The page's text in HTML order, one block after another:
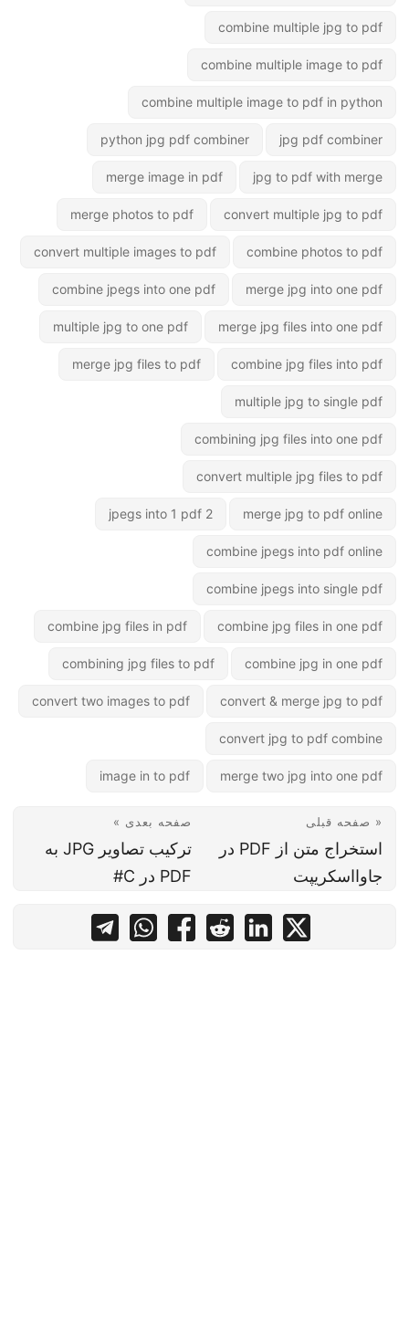
combine multiple jpg to pdf
combine multiple image to pdf
combine multiple image to pdf in python
jpg pdf combiner
python jpg pdf combiner
jpg to pdf with merge
merge image in pdf
convert multiple jpg to pdf
merge photos to pdf
combine photos to pdf
convert multiple images to pdf
merge jpg into one pdf
combine jpegs into one pdf
merge jpg files into one pdf
multiple jpg to one pdf
combine jpg files into pdf
merge jpg files to pdf
multiple jpg to single pdf
combining jpg files into one pdf
convert multiple jpg files to pdf
merge jpg to pdf online
combine jpegs into pdf online
combine jpegs into single pdf
combine jpg files in one pdf
combine jpg files in pdf
combine jpg in one pdf
combining jpg files to pdf
convert & merge jpg to pdf
convert two images to pdf
convert jpg to pdf combine
merge two jpg into one pdf
image in to pdf
« صفحه قبلی
استخراج متن از PDF در
جاوااسکریپت
صفحه بعدی »
ترکیب تصاویر JPG به
PDF در C#